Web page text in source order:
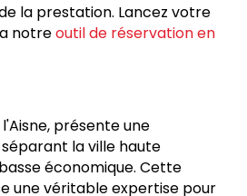
remet votre expédition
contre signature, avec
notre
outil de réservation en